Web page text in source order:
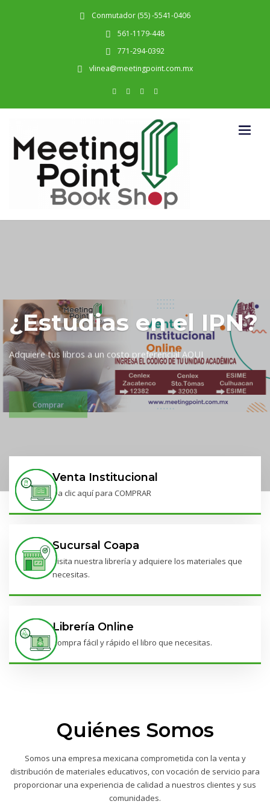
Conmutador (55) -5541-0406
561-1179-448
771-294-0392
vlinea@meetingpoint.com.mx
¿Estudias en el IPN?
Adquiere tus libros a un costo preferencial AQUI
Comprar
Venta Institucional
Da clic aquí para COMPRAR
Sucursal Coapa
Visita nuestra librería y adquiere los materiales que
necesitas.
Librería Online
Compra fácil y rápido el libro que necesitas.
Quiénes Somos
Somos una empresa mexicana comprometida con la venta y
distribución de materiales educativos, con vocación de servicio para
proporcionar una experiencia de calidad a nuestros clientes y sus
comunidades.